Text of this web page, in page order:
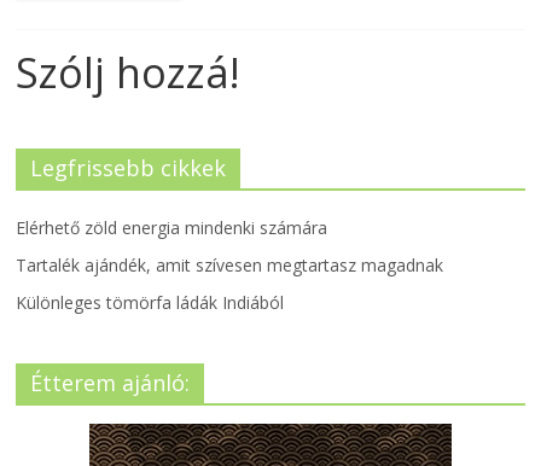
Szólj hozzá!
Legfrissebb cikkek
Elérhető zöld energia mindenki számára
Tartalék ajándék, amit szívesen megtartasz magadnak
Különleges tömörfa ládák Indiából
Étterem ajánló: